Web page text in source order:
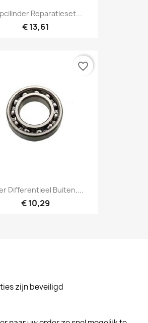
Reparatieset...
€ 13,61
Differentieel Buiten,...
€ 10,29
favorite_border
zijn beveiligd